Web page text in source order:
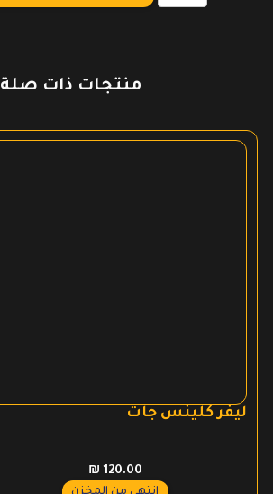
منتجات ذات صلة
ليفر كلينس جات
₪ 120.00